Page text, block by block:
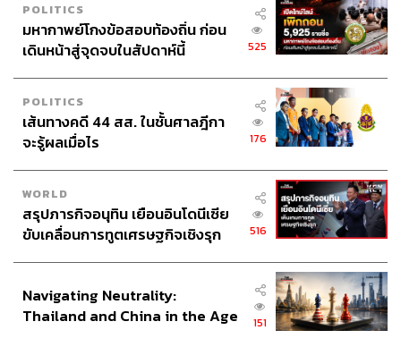
POLITICS
มหากาพย์โกงข้อสอบท้องถิ่น ก่อน
เดินหน้าสู่จุดจบในสัปดาห์นี้
525
POLITICS
เส้นทางคดี 44 สส. ในชั้นศาลฎีกา
จะรู้ผลเมื่อไร
176
WORLD
สรุปภารกิจอนุทิน เยือนอินโดนีเซีย
ขับเคลื่อนการทูตเศรษฐกิจเชิงรุก
516
Navigating Neutrality:
Thailand and China in the Age
151